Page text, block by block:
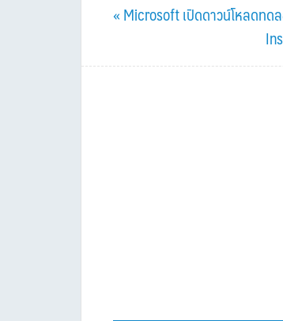
Previous
« Microsoft เปิดดาวน์โหลดท